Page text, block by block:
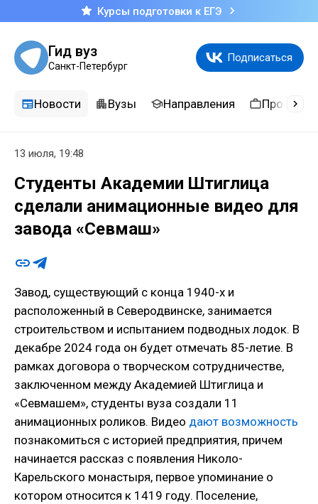
Курсы подготовки к ЕГЭ
Гид вуз
Санкт-Петербург
Подписаться
Новости Вузы Направления
13 июля, 19:48
Студенты Академии Штиглица
сделали анимационные видео для
завода «Севмаш»
Завод, существующий с конца 1940-х и
расположенный в Северодвинске, занимается
строительством и испытанием подводных лодок. В
декабре 2024 года он будет отмечать 85-летие. В
рамках договора о творческом сотрудничестве,
заключенном между Академией Штиглица и
«Севмашем», студенты вуза создали 11
анимационных роликов. Видео дают возможность
познакомиться с историей предприятия, причем
начинается рассказ с появления Николо-
Карельского монастыря, первое упоминание о
котором относится к 1419 году. Поселение,